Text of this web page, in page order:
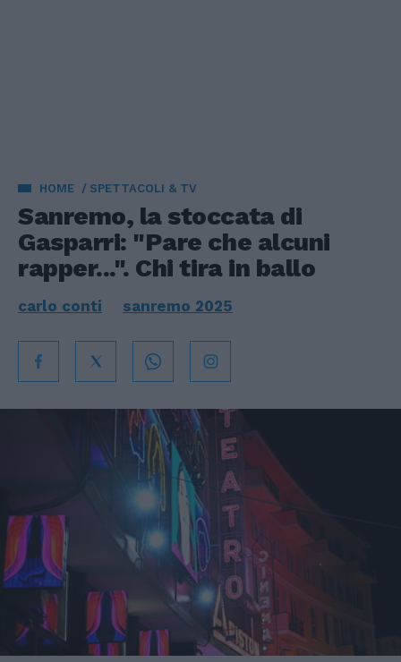
HOME SPETTACOLI & TV
Sanremo, la stoccata di
Gasparri: "Pare che alcuni
rapper...". Chi tira in ballo
carlo conti sanremo 2025